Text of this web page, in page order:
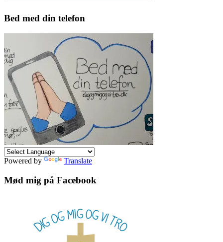
Bed med din telefon
Powered by Translate
Mød mig på Facebook